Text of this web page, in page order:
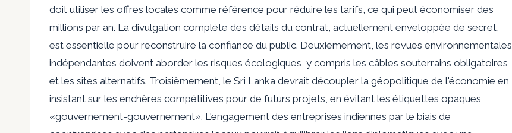
doit utiliser les offres locales comme référence pour réduire les tarifs, ce qui peut économiser des
millions par an. La divulgation complète des détails du contrat, actuellement enveloppée de secret,
est essentielle pour reconstruire la confiance du public. Deuxièmement, les revues environnementales
indépendantes doivent aborder les risques écologiques, y compris les câbles souterrains obligatoires
et les sites alternatifs. Troisièmement, le Sri Lanka devrait découpler la géopolitique de l'économie en
insistant sur les enchères compétitives pour de futurs projets, en évitant les étiquettes opaques
«gouvernement-gouvernement». L'engagement des entreprises indiennes par le biais de